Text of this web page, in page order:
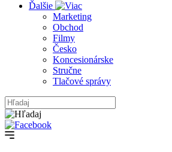
Ďalšie
Marketing
Obchod
Filmy
Česko
Koncesionárske
Stručne
Tlačové správy